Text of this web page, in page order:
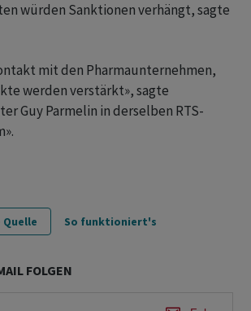
würden Sanktionen verhängt, sagte
mit den Pharmaunternehmen,
werden verstärkt», sagte
Guy Parmelin in derselben RTS-
So funktioniert's
FOLGEN